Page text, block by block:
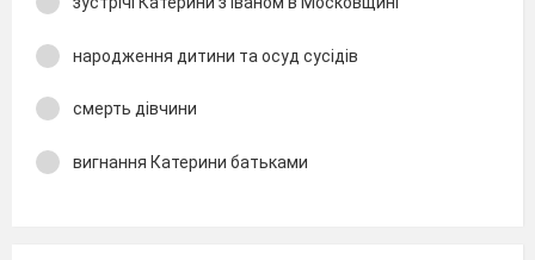
народження дитини та осуд сусідів
смерть дівчини
вигнання Катерини батьками